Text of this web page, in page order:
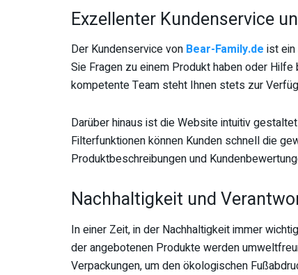
Exzellenter Kundenservice
Der Kundenservice von Bear-Family.de ist ein
Sie Fragen zu einem Produkt haben oder
kompetente Team steht Ihnen stets zur
Darüber hinaus ist die Website intuitiv
Filterfunktionen können Kunden schnell die
Produktbeschreibungen und
Nachhaltigkeit und
In einer Zeit, in der Nachhaltigkeit immer
der angebotenen Produkte werden
Verpackungen, um den ökologischen